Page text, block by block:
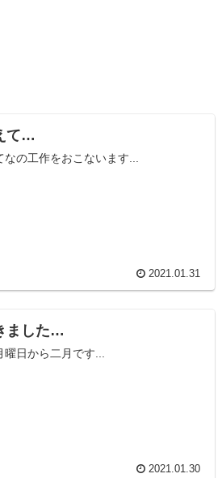
て…
の工作をおこないます...
2021.01.31
ました…
日から二月です...
2021.01.30